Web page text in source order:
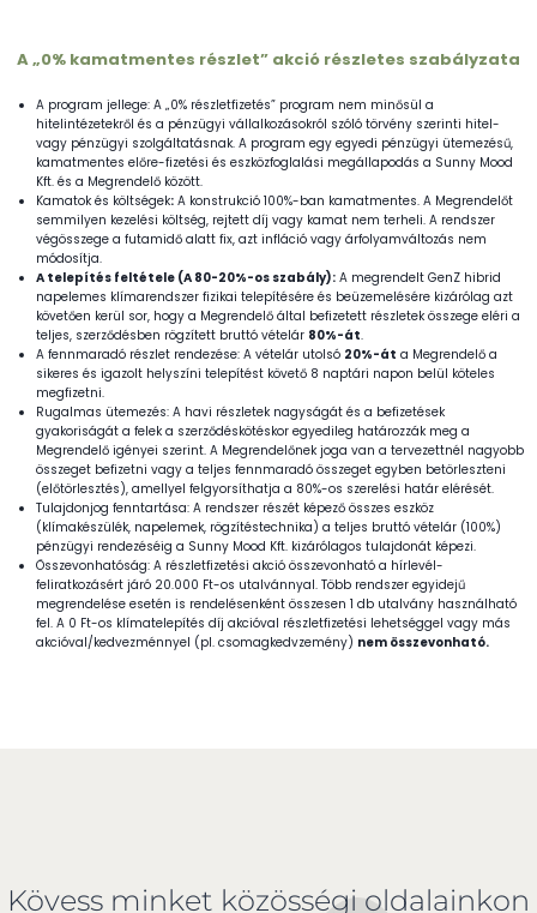
A „0% kamatmentes részlet” akció részletes szabályzata
A program jellege: A „0% részletfizetés” program nem minősül a
hitelintézetekről és a pénzügyi vállalkozásokról szóló törvény szerinti hitel-
vagy pénzügyi szolgáltatásnak. A program egy egyedi pénzügyi ütemezésű,
kamatmentes előre-fizetési és eszközfoglalási megállapodás a Sunny Mood
Kft. és a Megrendelő között.
Kamatok és költségek: A konstrukció 100%-ban kamatmentes. A Megrendelőt
semmilyen kezelési költség, rejtett díj vagy kamat nem terheli. A rendszer
végösszege a futamidő alatt fix, azt infláció vagy árfolyamváltozás nem
módosítja.
A telepítés feltétele (A 80-20%-os szabály): A megrendelt GenZ hibrid
napelemes klímarendszer fizikai telepítésére és beüzemelésére kizárólag azt
követően kerül sor, hogy a Megrendelő által befizetett részletek összege eléri a
teljes, szerződésben rögzített bruttó vételár 80%-át.
A fennmaradó részlet rendezése: A vételár utolsó 20%-át a Megrendelő a
sikeres és igazolt helyszíni telepítést követő 8 naptári napon belül köteles
megfizetni.
Rugalmas ütemezés: A havi részletek nagyságát és a befizetések
gyakoriságát a felek a szerződéskötéskor egyedileg határozzák meg a
Megrendelő igényei szerint. A Megrendelőnek joga van a tervezettnél nagyobb
összeget befizetni vagy a teljes fennmaradó összeget egyben betörleszteni
(előtörlesztés), amellyel felgyorsíthatja a 80%-os szerelési határ elérését.
Tulajdonjog fenntartása: A rendszer részét képező összes eszköz
(klímakészülék, napelemek, rögzítéstechnika) a teljes bruttó vételár (100%)
pénzügyi rendezéséig a Sunny Mood Kft. kizárólagos tulajdonát képezi.
Összevonhatóság: A részletfizetési akció összevonható a hírlevél-
feliratkozásért járó 20.000 Ft-os utalvánnyal. Több rendszer egyidejű
megrendelése esetén is rendelésenként összesen 1 db utalvány használható
fel. A 0 Ft-os klímatelepítés díj akcióval részletfizetési lehetséggel vagy más
akcióval/kedvezménnyel (pl. csomagkedvzemény) nem összevonható.
Kövess minket közösségi oldalainkon